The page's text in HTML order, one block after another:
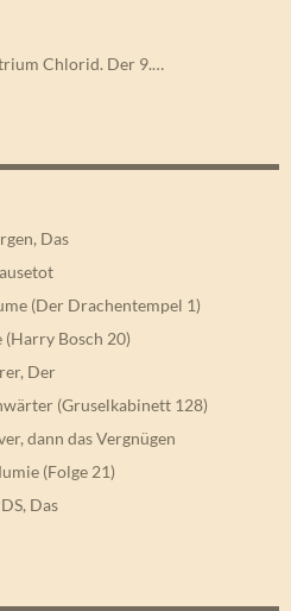
Chlorid. Der 9.…
Das
(Der Drachentempel 1)
(Harry Bosch 20)
Der
(Gruselkabinett 128)
dann das Vergnügen
(Folge 21)
Das